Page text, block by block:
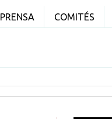
PRENSA COMITÉS